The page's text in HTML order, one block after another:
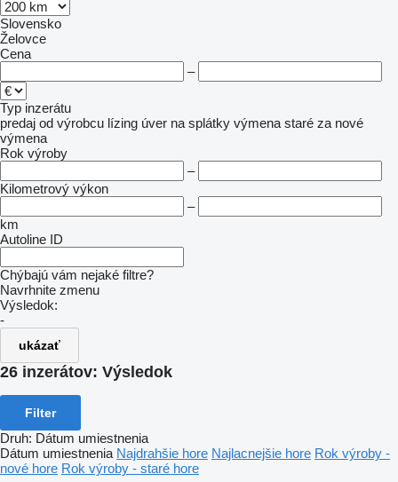
Slovensko
Želovce
Cena
–
Typ inzerátu
predaj od výrobcu lízing úver na splátky výmena staré za nové
výmena
Rok výroby
–
Kilometrový výkon
–
km
Autoline ID
Chýbajú vám nejaké filtre?
Navrhnite zmenu
Výsledok:
-
ukázať
26 inzerátov: Výsledok
Filter
Druh: Dátum umiestnenia
Dátum umiestnenia Najdrahšie hore Najlacnejšie hore Rok výroby -
nové hore Rok výroby - staré hore